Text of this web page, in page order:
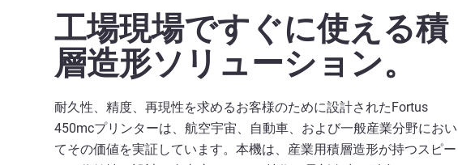
工場現場ですぐに使える積
層造形ソリューション。
耐久性、精度、再現性を求めるお客様のために設計されたFortus
450mcプリンターは、航空宇宙、自動車、および一般産業分野におい
てその価値を実証しています。本機は、産業用積層造形が持つスピー